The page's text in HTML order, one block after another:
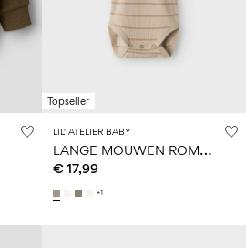
Topseller
LIL' ATELIER BABY
L
ANGE MOUWEN ROMPER
€ 17,99
+1